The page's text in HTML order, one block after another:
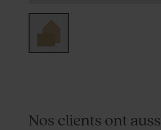
Nos clients ont